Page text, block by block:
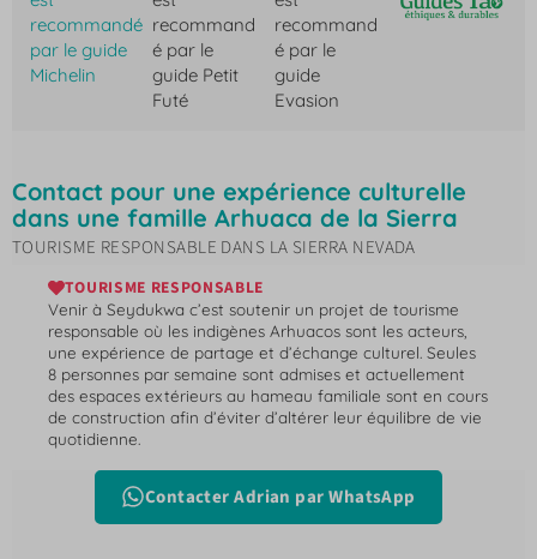
Contact pour une expérience culturelle
dans une famille Arhuaca de la Sierra
TOURISME RESPONSABLE DANS LA SIERRA NEVADA
TOURISME RESPONSABLE
Venir à Seydukwa c’est soutenir un projet de tourisme
responsable où les indigènes Arhuacos sont les acteurs,
une expérience de partage et d’échange culturel. Seules
8 personnes par semaine sont admises et actuellement
des espaces extérieurs au hameau familiale sont en cours
de construction afin d’éviter d’altérer leur équilibre de vie
quotidienne.
Contacter Adrian par WhatsApp